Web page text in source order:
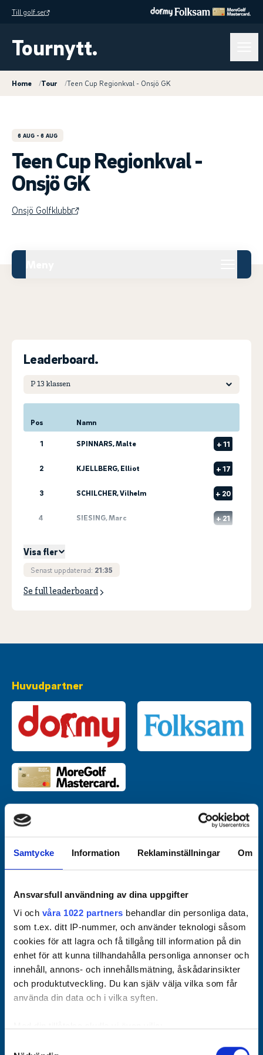
Samtycke Information Reklaminställningar Om
Ansvarsfull användning av dina uppgifter
Vi och våra 1022 partners behandlar din personliga data,
som t.ex. ditt IP-nummer, och använder teknologi såsom
cookies för att lagra och få tillgång till information på din
enhet för att kunna tillhandahålla personliga annonser och
innehåll, annons- och innehållsmätning, åskådarinsikter
och produktutveckling. Du kan själv välja vilka som får
använda din data och i vilka syften.
Till golf.se
Tournytt.
Home /Tour /Teen Cup Regionkval - Onsjö GK
6 AUG - 6 AUG
Teen Cup Regionkval -
Onsjö GK
Onsjö Golfklubb
Leaderboard.
Pos Namn
1 SPINNARS, Malte +11
2 KJELLBERG, Elliot +17
3 SCHILCHER, Vilhelm + 20
4 SIESING, Marc +21
Visa fler
Senast uppdaterad: 21:35
Se full leaderboard
Huvudpartner
Officiella partners